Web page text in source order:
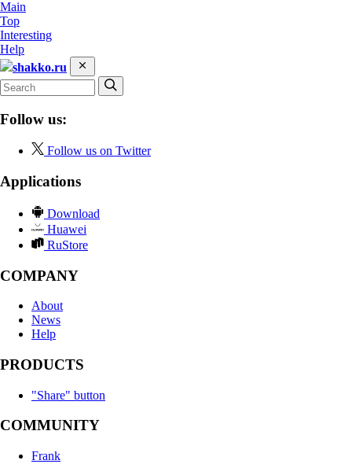
Main
Top
Interesting
Help
shakko.ru
Follow us:
Follow us on Twitter
Applications
Download
Huawei
RuStore
COMPANY
About
News
Help
PRODUCTS
"Share" button
COMMUNITY
Frank